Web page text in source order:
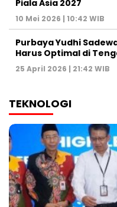
Piala Asia 2027
10 Mei 2026 | 10:42 WIB
Purbaya Yudhi
Harus Optimal di
25 April 2026 | 21:42 WIB
TEKNOLOGI